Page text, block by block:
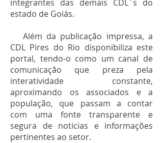
integrantes das demais CDL´s do
estado de Goiás.
Além da publicação impressa, a
CDL Pires do Rio disponibiliza este
portal, tendo-o como um canal de
comunicação que preza pela
interatividade constante,
aproximando os associados e a
população, que passam a contar
com uma fonte transparente e
segura de notícias e informações
pertinentes ao setor.